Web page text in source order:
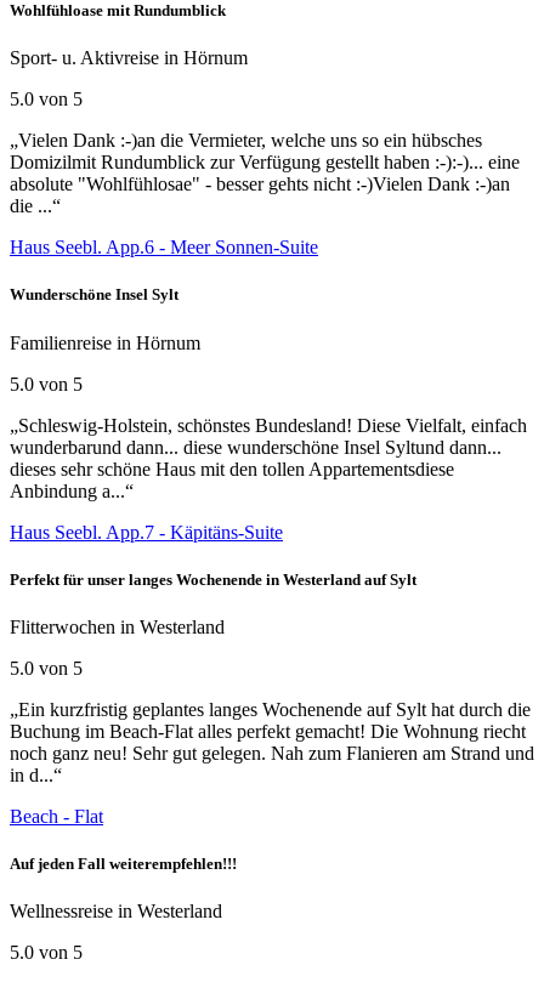
Wohlfühloase mit Rundumblick
Sport- u. Aktivreise in Hörnum
5.0 von 5
„Vielen Dank :-)an die Vermieter, welche uns so ein hübsches
Domizilmit Rundumblick zur Verfügung gestellt haben :-):-)... eine
absolute "Wohlfühlosae" - besser gehts nicht :-)Vielen Dank :-)an
die ...“
Haus Seebl. App.6 - Meer Sonnen-Suite
Wunderschöne Insel Sylt
Familienreise in Hörnum
5.0 von 5
„Schleswig-Holstein, schönstes Bundesland! Diese Vielfalt, einfach
wunderbarund dann... diese wunderschöne Insel Syltund dann...
dieses sehr schöne Haus mit den tollen Appartementsdiese
Anbindung a...“
Haus Seebl. App.7 - Käpitäns-Suite
Perfekt für unser langes Wochenende in Westerland auf Sylt
Flitterwochen in Westerland
5.0 von 5
„Ein kurzfristig geplantes langes Wochenende auf Sylt hat durch die
Buchung im Beach-Flat alles perfekt gemacht! Die Wohnung riecht
noch ganz neu! Sehr gut gelegen. Nah zum Flanieren am Strand und
in d...“
Beach - Flat
Auf jeden Fall weiterempfehlen!!!
Wellnessreise in Westerland
5.0 von 5